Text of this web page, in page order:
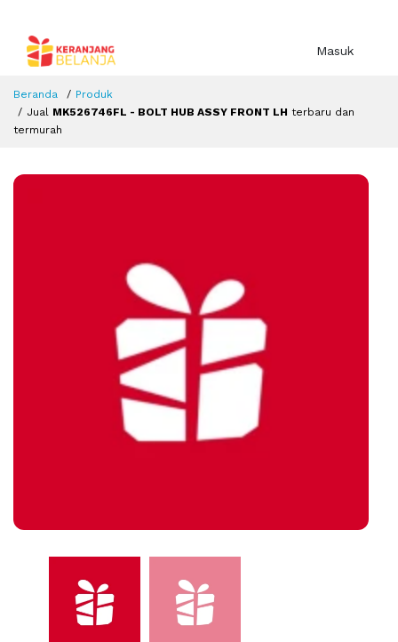
Masuk
Beranda
Produk
Jual MK526746FL - BOLT HUB ASSY FRONT LH terbaru dan
termurah